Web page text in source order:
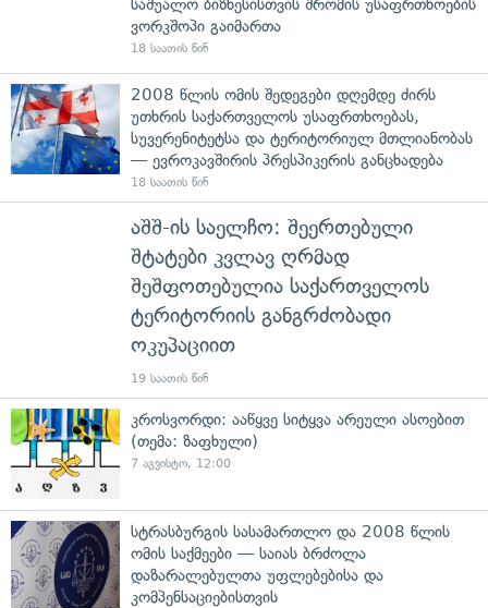
საშუალო ბიზნესისთვის შრომის უსაფრთხოების
ვორკშოპი გაიმართა
18 საათის წინ
2008 წლის ომის შედეგები დღემდე ძირს
უთხრის საქართველოს უსაფრთხოებას,
სუვერენიტეტსა და ტერიტორიულ მთლიანობას
— ევროკავშირის პრესპიკერის განცხადება
18 საათის წინ
აშშ-ის საელჩო: შეერთებული
შტატები კვლავ ღრმად
შეშფოთებულია საქართველოს
ტერიტორიის განგრძობადი
ოკუპაციით
19 საათის წინ
კროსვორდი: ააწყვე სიტყვა არეული ასოებით
(თემა: ზაფხული)
7 აგვისტო, 12:00
სტრასბურგის სასამართლო და 2008 წლის
ომის საქმეები — საიას ბრძოლა
დაზარალებულთა უფლებებისა და
კომპენსაციებისთვის